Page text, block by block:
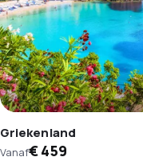
Griekenland
Vanaf€ 459